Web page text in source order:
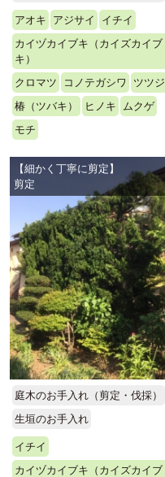
アオキ アジサイ
イチイ
カイヅカイブキ（カイズカイブ
キ）
クロマツ
コノテガシワ
ツツジ
椿（ツバキ）
ヒノキ
ムクゲ
モチ
【細かく丁寧に剪定】
剪定
庭木のお手入れ（剪定・伐採）
生垣のお手入れ
イチイ
カイヅカイブキ（カイズカイブ